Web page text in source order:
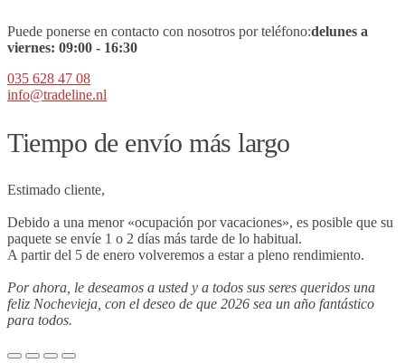
Puede ponerse en contacto con nosotros por teléfono:delunes a
viernes: 09:00 - 16:30
035 628 47 08
info@tradeline.nl
Tiempo de envío más largo
Estimado cliente,
Debido a una menor «ocupación por vacaciones», es posible que su
paquete se envíe 1 o 2 días más tarde de lo habitual.
A partir del 5 de enero volveremos a estar a pleno rendimiento.
Por ahora, le deseamos a usted y a todos sus seres queridos una
feliz Nochevieja, con el deseo de que 2026 sea un año fantástico
para todos.